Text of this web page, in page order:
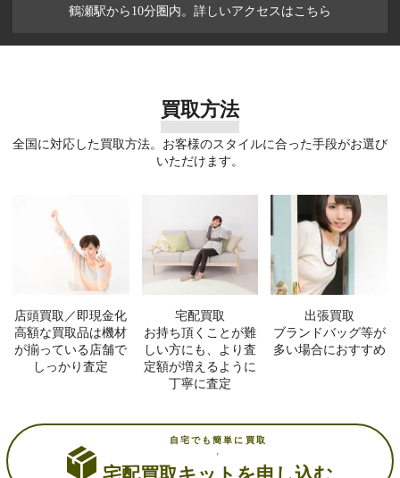
鶴瀬駅から10分圏内。詳しいアクセスはこちら
買取方法
全国に対応した買取方法。お客様のスタイルに合った手段がお選び
いただけます。
店頭買取／即現金化
高額な買取品は機材
が揃っている店舗で
しっかり査定
宅配買取
お持ち頂くことが難
しい方にも、より査
定額が増えるように
丁寧に査定
出張買取
ブランドバッグ等が
多い場合におすすめ
自宅でも簡単に買取
宅配買取キットを申し込む